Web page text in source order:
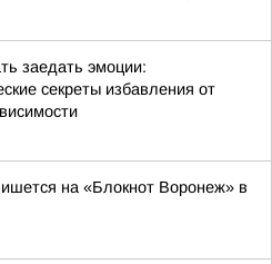
заедать эмоции:
секреты избавления от
на «Блокнот Воронеж» в